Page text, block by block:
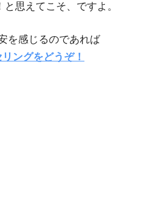
思えてこそ、ですよ。
を感じるのであれば
ングをどうぞ！